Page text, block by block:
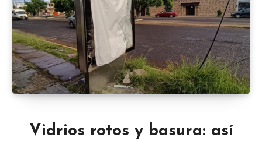
Vidrios rotos y basura: así